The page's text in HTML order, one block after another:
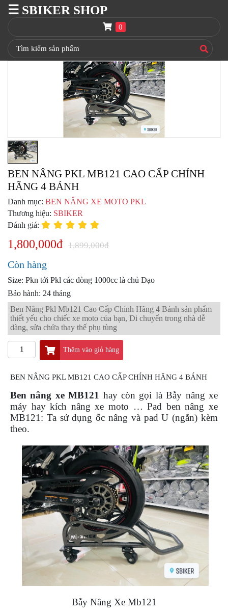
☰ SBIKER SHOP
0
SBIKER
TRANG
CHỦ
NÓN
BẢO
HIỂM
FULLFACE
BEN
NÂNG
XE
MOTO
PKL
ĐỒ
CHƠI
PG1
PHỤ
KIỆN
YAMAHA
PG-
1
CẢNG
GIVI
ZR
ĐỒ
XE
PHỤ
KIỆN
XSR
ÁO
MƯA
GIVI
GĂNG
TAY
MOTO
DƯỠNG
BALO
ĐEO
BEN NÂNG PKL MB121 CAO CẤP CHÍNH
HÃNG 4 BÁNH
Danh mục: BEN NÂNG XE MOTO PKL
Thương hiệu: SBIKER
Đánh giá:
1,800,000đ 1,899,000đ
Còn hàng
Size: Pkn tới Pkl các dòng 1000cc là chủ Đạo
Bảo hành: 24 tháng
Ben Nâng Pkl Mb121 Cao Cấp Chính Hãng 4 Bánh sản phẩm
thiết yếu cho chiếc xe moto của bạn, Di chuyển trong nhà dễ
dàng, sửa chửa thay thế phụ tùng
Thêm vào giỏ hàng
BEN NÂNG PKL MB121 CAO CẤP CHÍNH HÃNG 4 BÁNH
Ben nâng xe MB121 hay còn gọi là Bẫy nâng xe
máy hay kích nâng xe moto … Pad ben nâng xe
MB121: Ta sử dụng ốc nâng và pad U (ngắn) kèm
theo.
Bẫy Nâng Xe Mb121